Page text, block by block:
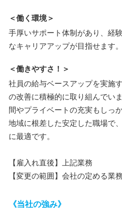
＜働く環境＞
手厚いサポート体制があり、経
なキャリアアップが目指せます。
＜働きやすさ！＞
社員の給与ベースアップを実施
の改善に積極的に取り組んでい
間やプライベートの充実もしっ
地域に根差した安定した職場で
に最適です。
【雇入れ直後】上記業務
【変更の範囲】会社の定める業
《当社の強み》